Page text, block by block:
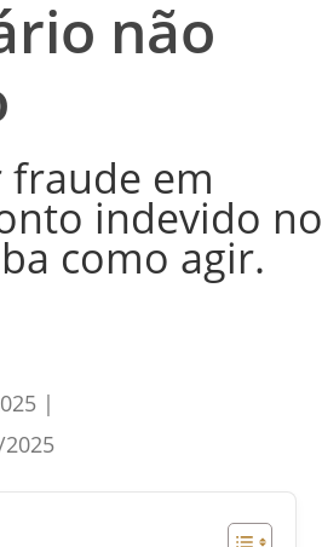
não
fraude em
indevido no
como agir.
|